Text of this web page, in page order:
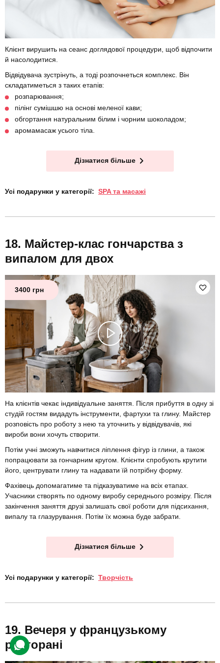
Клієнт вирушить на сеанс доглядової процедури, щоб відпочити
й насолодитися.
Відвідувача зустрінуть, а тоді розпочнеться комплекс. Він
складатиметься з таких етапів:
розпарювання;
пілінг сумішшю на основі меленої кави;
обгортання натуральним білим і чорним шоколадом;
аромамасаж усього тіла.
Дізнатися більше
Усі подарунки у категорії: SPA та масажі
Майстер-клас гончарства з
випалом для двох
3400 грн
На клієнтів чекає індивідуальне заняття. Після прибуття в одну зі
студій гостям видадуть інструменти, фартухи та глину. Майстер
розповість про роботу з нею та уточнить у відвідувачів, які
вироби вони хочуть створити.
Потім учні зможуть навчитися ліплення фігур із глини, а також
попрацювати за гончарним кругом. Клієнти спробують крутити
його, центрувати глину та надавати їй потрібну форму.
Фахівець допомагатиме та підказуватиме на всіх етапах.
Учасники створять по одному виробу середнього розміру. Після
закінчення заняття друзі залишать свої роботи для підсихання,
випалу та глазурування. Потім їх можна буде забрати.
Дізнатися більше
Усі подарунки у категорії: Творчість
Вечеря у французькому
ресторані